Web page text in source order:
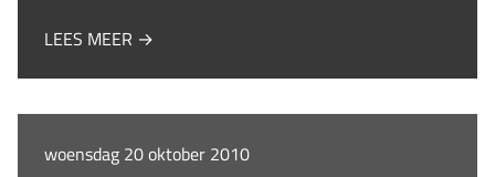
LEES MEER →
woensdag 20 oktober 2010